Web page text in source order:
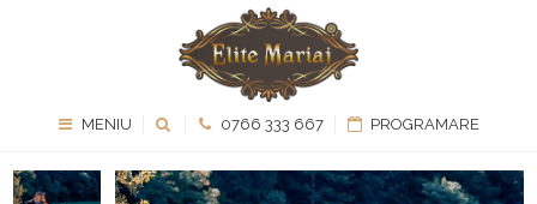
MENIU 0766 333 667 PROGRAMARE